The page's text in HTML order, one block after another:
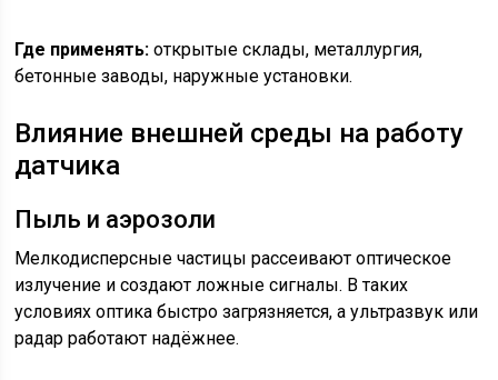
Где применять: открытые склады, металлургия,
бетонные заводы, наружные установки.
Влияние внешней среды на работу
датчика
Пыль и аэрозоли
Мелкодисперсные частицы рассеивают оптическое
излучение и создают ложные сигналы. В таких
условиях оптика быстро загрязняется, а ультразвук или
радар работают надёжнее.